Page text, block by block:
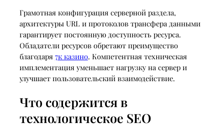
Грамотная конфигурация серверной раздела,
архитектуры URL и протоколов трансфера данными
гарантирует постоянную доступность ресурса.
Обладатели ресурсов обретают преимущество
благодаря 7к казино. Компетентная техническая
имплементация уменьшает нагрузку на сервер и
улучшает пользовательский взаимодействие.
Что содержится в
технологическое SEO